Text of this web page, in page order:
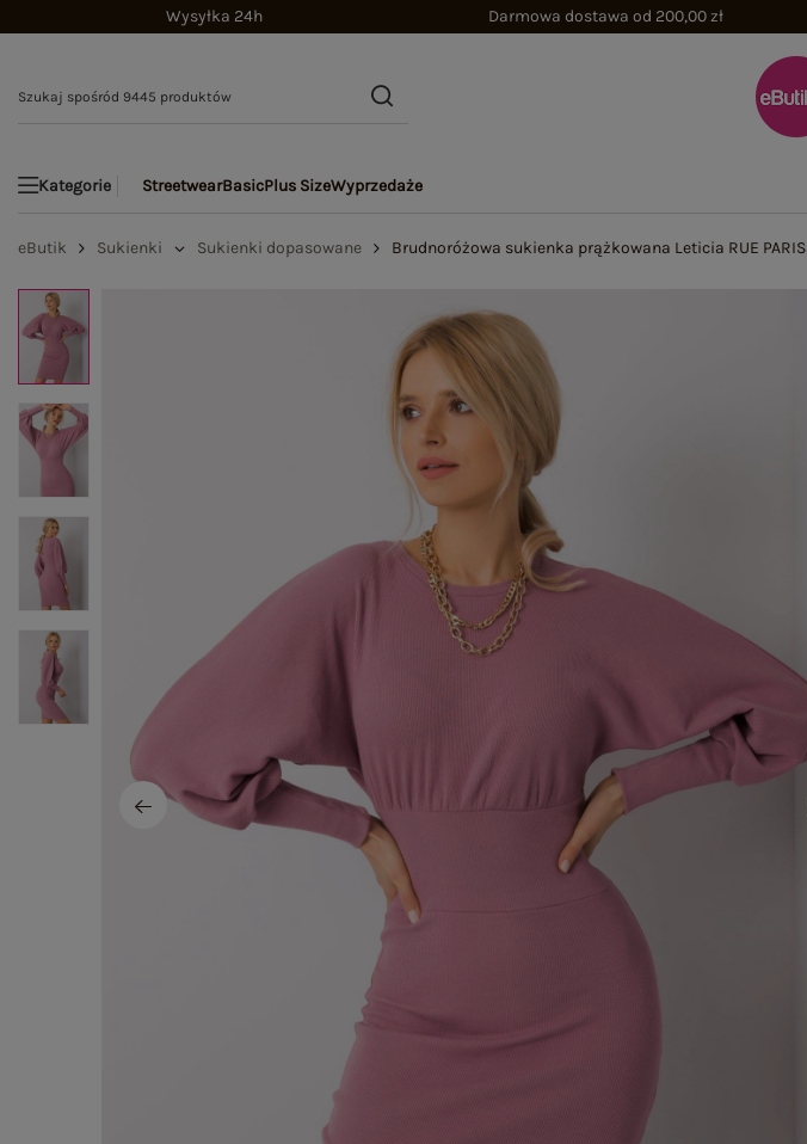
Wysyłka 24h Darmowa dostawa od 200,00 zł
Kategorie StreetwearBasicPlus SizeWyprzedaże
eButik Sukienki Sukienki dopasowane Brudnoróżowa sukienka prążkowana Leticia RUE PARIS